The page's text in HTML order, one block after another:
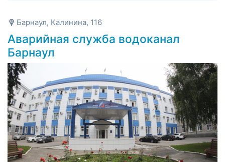
Барнаул, Калинина, 116
Аварийная служба водоканал
Барнаул